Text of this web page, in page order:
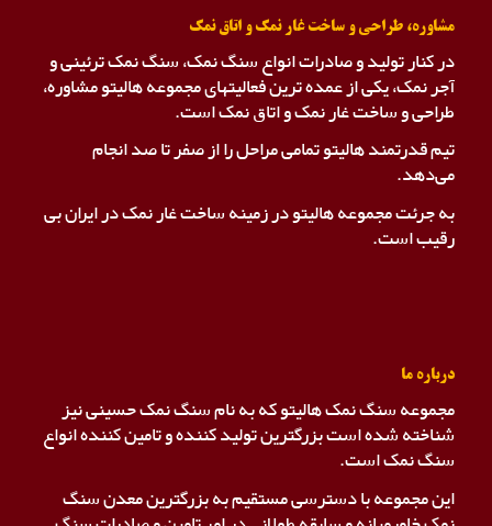
مشاوره، طراحی و ساخت غار نمک و اتاق نمک
در کنار تولید و صادرات انواع سنگ نمک، سنگ نمک ترئینی و
آجر نمک، یکی از عمده ترین فعالیتهای مجموعه هالیتو مشاوره،
طراحی و ساخت غار نمک و اتاق نمک است.
تیم قدرتمند هالیتو تمامی مراحل را از صفر تا صد انجام
می‌دهد.
به جرئت مجموعه هالیتو در زمینه ساخت غار نمک در ایران بی
رقیب است.
درباره ما
مجموعه سنگ نمک هالیتو که به نام سنگ نمک حسینی نیز
شناخته شده است بزرگترین تولید کننده و تامین کننده انواع
سنگ نمک است.
این مجموعه با دسترسی مستقیم به بزرگترین معدن سنگ